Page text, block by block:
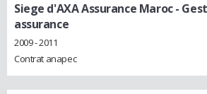
Siege d'AXA Assurance Maroc-
assurance
2009 - 2011
Contrat anapec